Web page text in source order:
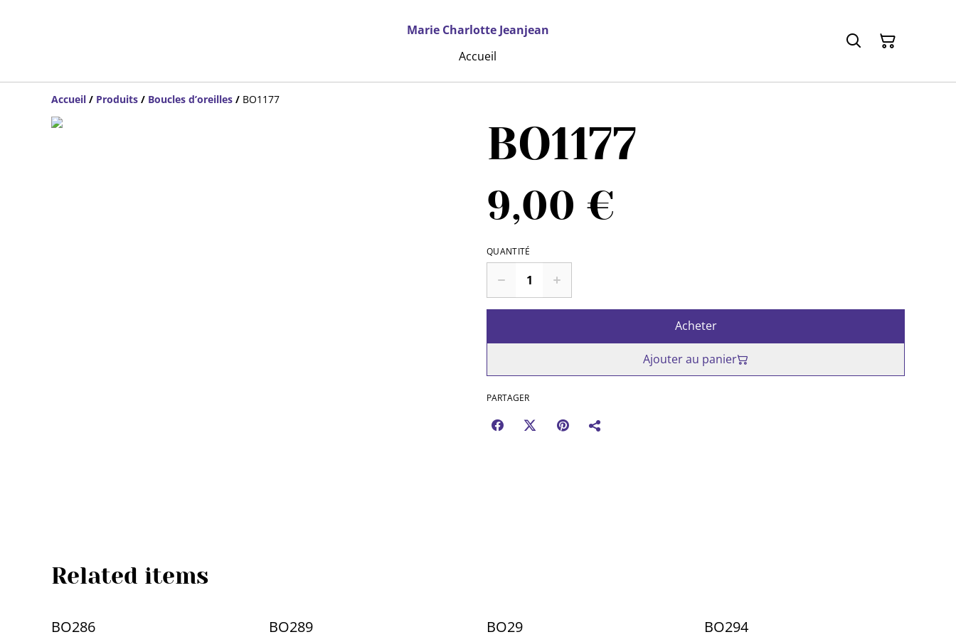
Marie Charlotte Jeanjean
Accueil
Accueil / Produits / Boucles d’oreilles / BO1177
BO1177
9,00 €
QUANTITÉ
Acheter
Ajouter au panier
PARTAGER
Related items
BO286 BO289 BO29 BO294